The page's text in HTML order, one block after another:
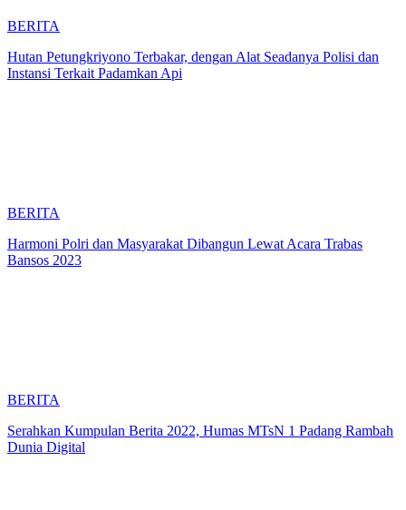
BERITA
Hutan Petungkriyono Terbakar, dengan Alat Seadanya Polisi dan
Instansi Terkait Padamkan Api
BERITA
Harmoni Polri dan Masyarakat Dibangun Lewat Acara Trabas
Bansos 2023
BERITA
Serahkan Kumpulan Berita 2022, Humas MTsN 1 Padang Rambah
Dunia Digital